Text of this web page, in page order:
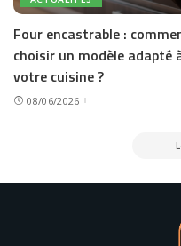
Four encastrable :
choisir un modèle adapté
votre cuisine ?
08/06/2026